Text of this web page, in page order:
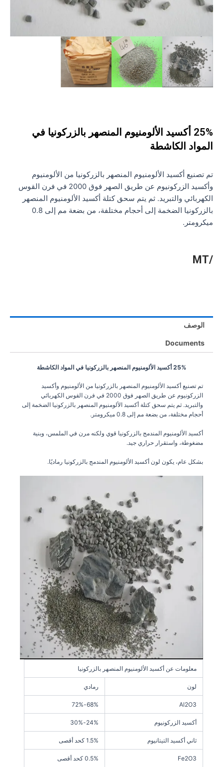
25% أكسيد الألومنيوم المنصهر بالزركونيا في
المواد الكاشطة
تم تصنيع أكسيد الألومنيوم المنصهر بالزركونيا من الألومنيوم
وأكسيد الزركونيوم عن طريق الصهر فوق 2000 في فرن القوس
الكهربائي والتبريد. ثم يتم سحق كتلة أكسيد الألومنيوم المنصهر
بالزركونيا الضخمة إلى أحجام مختلفة، من بضعة مم إلى 0.8
ميكرومتر.
/MT
الوصف
Documents
25% أكسيد الألومنيوم المنصهر بالزركونيا في المواد الكاشطة
تم تصنيع أكسيد الألومنيوم المنصهر بالزركونيا من الألومنيوم وأكسيد
الزركونيوم عن طريق الصهر فوق 2000 في فرن القوس الكهربائي
والتبريد. ثم يتم سحق كتلة أكسيد الألومنيوم المنصهر بالزركونيا الضخمة إلى
أحجام مختلفة، من بضعة مم إلى 0.8 ميكرومتر.
أكسيد الألومنيوم المندمج بالزركونيا قوي ولكنه مرن في الملمس، وبنية
مضغوطة، واستقرار حراري جيد.
بشكل عام، يكون لون أكسيد الألومنيوم المندمج بالزركونيا رماديًا.
معلومات عن أكسيد الألومنيوم المنصهر بالزركونيا
لون رمادي
Al2O3
68%-72%
أكسيد الزركونيوم 24%-30%
ثاني أكسيد التيتانيوم 1.5% كحد أقصى
Fe2O3 0.5% كحد أقصى